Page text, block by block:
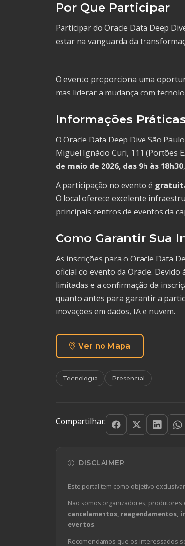
Por Que Participar
Participar do Oracle Data Deep
estar na vanguarda da
O evento proporciona uma
mas liderar a mudança com
Informações Práticas
O Oracle Data Deep Dive São
Miguel Ignácio Curi, 111 (Portões
de maio de 2026, das 9h às 18h30
A participação no evento é
O local oferece excelente
principais centros de eventos da
Como Garantir Sua
As inscrições para o Oracle Data
oficial do evento da Oracle.
limitadas e a confirmação da
quanto antes para garantir a
inovações em dados, IA e nuvem.
Ver no Mapa
Tecnologia Presencial
Compartilhar:
DISCLAIMER
Este portal tem como objetivo
Não somos organizadores,
cancelamentos, reagendamentos,
eventos.
Recomendamos que os interessados